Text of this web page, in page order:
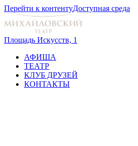
Перейти к контентуДоступная среда
Площадь Искусств, 1
АФИША
ТЕАТР
КЛУБ ДРУЗЕЙ
КОНТАКТЫ